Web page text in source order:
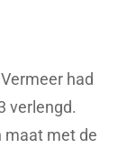
had
verlengd.
maat met de